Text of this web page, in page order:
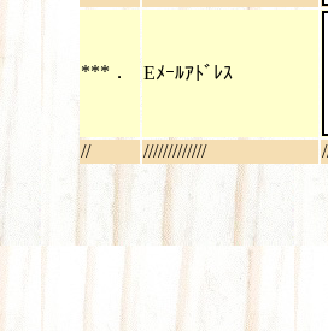
***． Eﾒｰﾙｱﾄﾞﾚｽ
// /////////////